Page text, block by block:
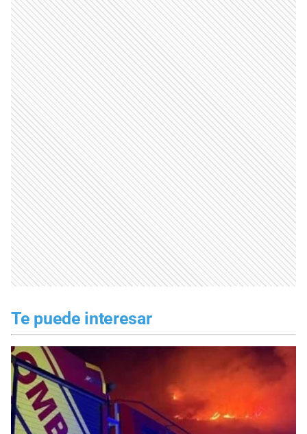
Te puede interesar